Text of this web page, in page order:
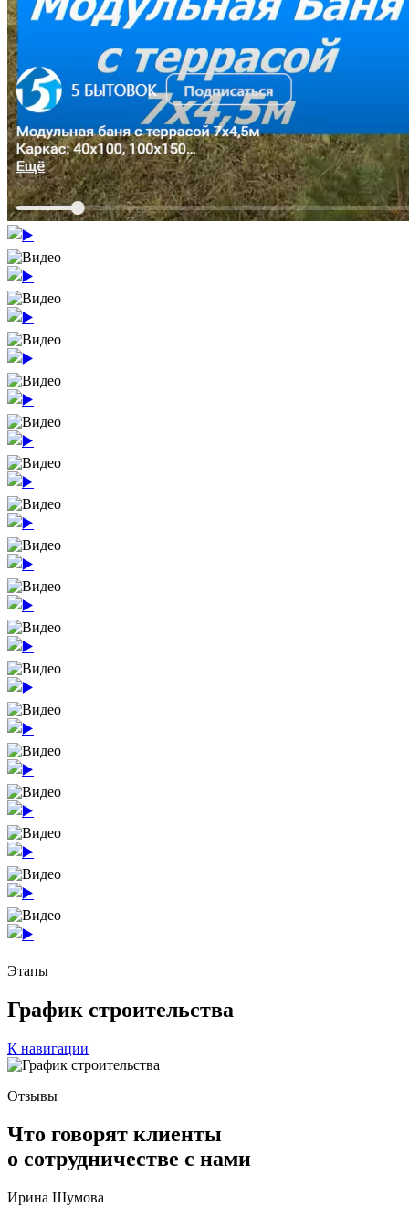
Этапы
График строительства
К навигации
Отзывы
Что говорят клиенты
о сотрудничестве с нами
Ирина Шумова